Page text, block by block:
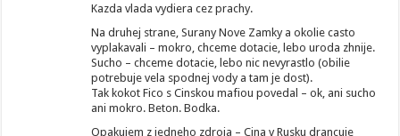
Kazda vlada vydiera cez prachy.
Na druhej strane, Surany Nove Zamky a okolie casto
vyplakavali – mokro, chceme dotacie, lebo uroda zhnije.
Sucho – chceme dotacie, lebo nic nevyrastlo (obilie
potrebuje vela spodnej vody a tam je dost).
Tak kokot Fico s Cinskou mafiou povedal – ok, ani sucho
ani mokro. Beton. Bodka.
Opakujem z jedneho zdroja – Cina v Rusku drancuje